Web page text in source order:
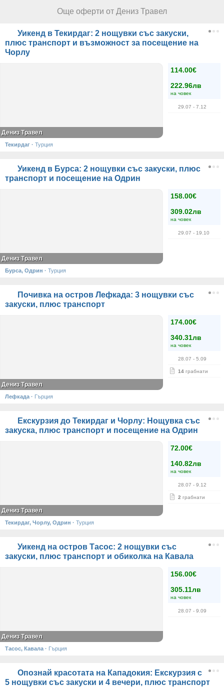
Още оферти от Дениз Травел
Уикенд в Текирдаг: 2 нощувки със закуски,
плюс транспорт и възможност за посещение на
Чорлу
114.00€
222.96лв
на човек
29.07 - 7.12
Дениз Травел
Текирдаг · Турция
Уикенд в Бурса: 2 нощувки със закуски, плюс
транспорт и посещение на Одрин
158.00€
309.02лв
на човек
29.07 - 19.10
Дениз Травел
Бурса, Одрин · Турция
Почивка на остров Лефкада: 3 нощувки със
закуски, плюс транспорт
174.00€
340.31лв
на човек
28.07 - 5.09
14 грабнати
Дениз Травел
Лефкада · Гърция
Екскурзия до Текирдаг и Чорлу: Нощувка със
закуска, плюс транспорт и посещение на Одрин
72.00€
140.82лв
на човек
28.07 - 9.12
2 грабнати
Дениз Травел
Текирдаг, Чорлу, Одрин · Турция
Уикенд на остров Тасос: 2 нощувки със
закуски, плюс транспорт и обиколка на Кавала
156.00€
305.11лв
на човек
28.07 - 9.09
Дениз Травел
Тасос, Кавала · Гърция
Опознай красотата на Кападокия: Екскурзия с
5 нощувки със закуски и 4 вечери, плюс транспорт